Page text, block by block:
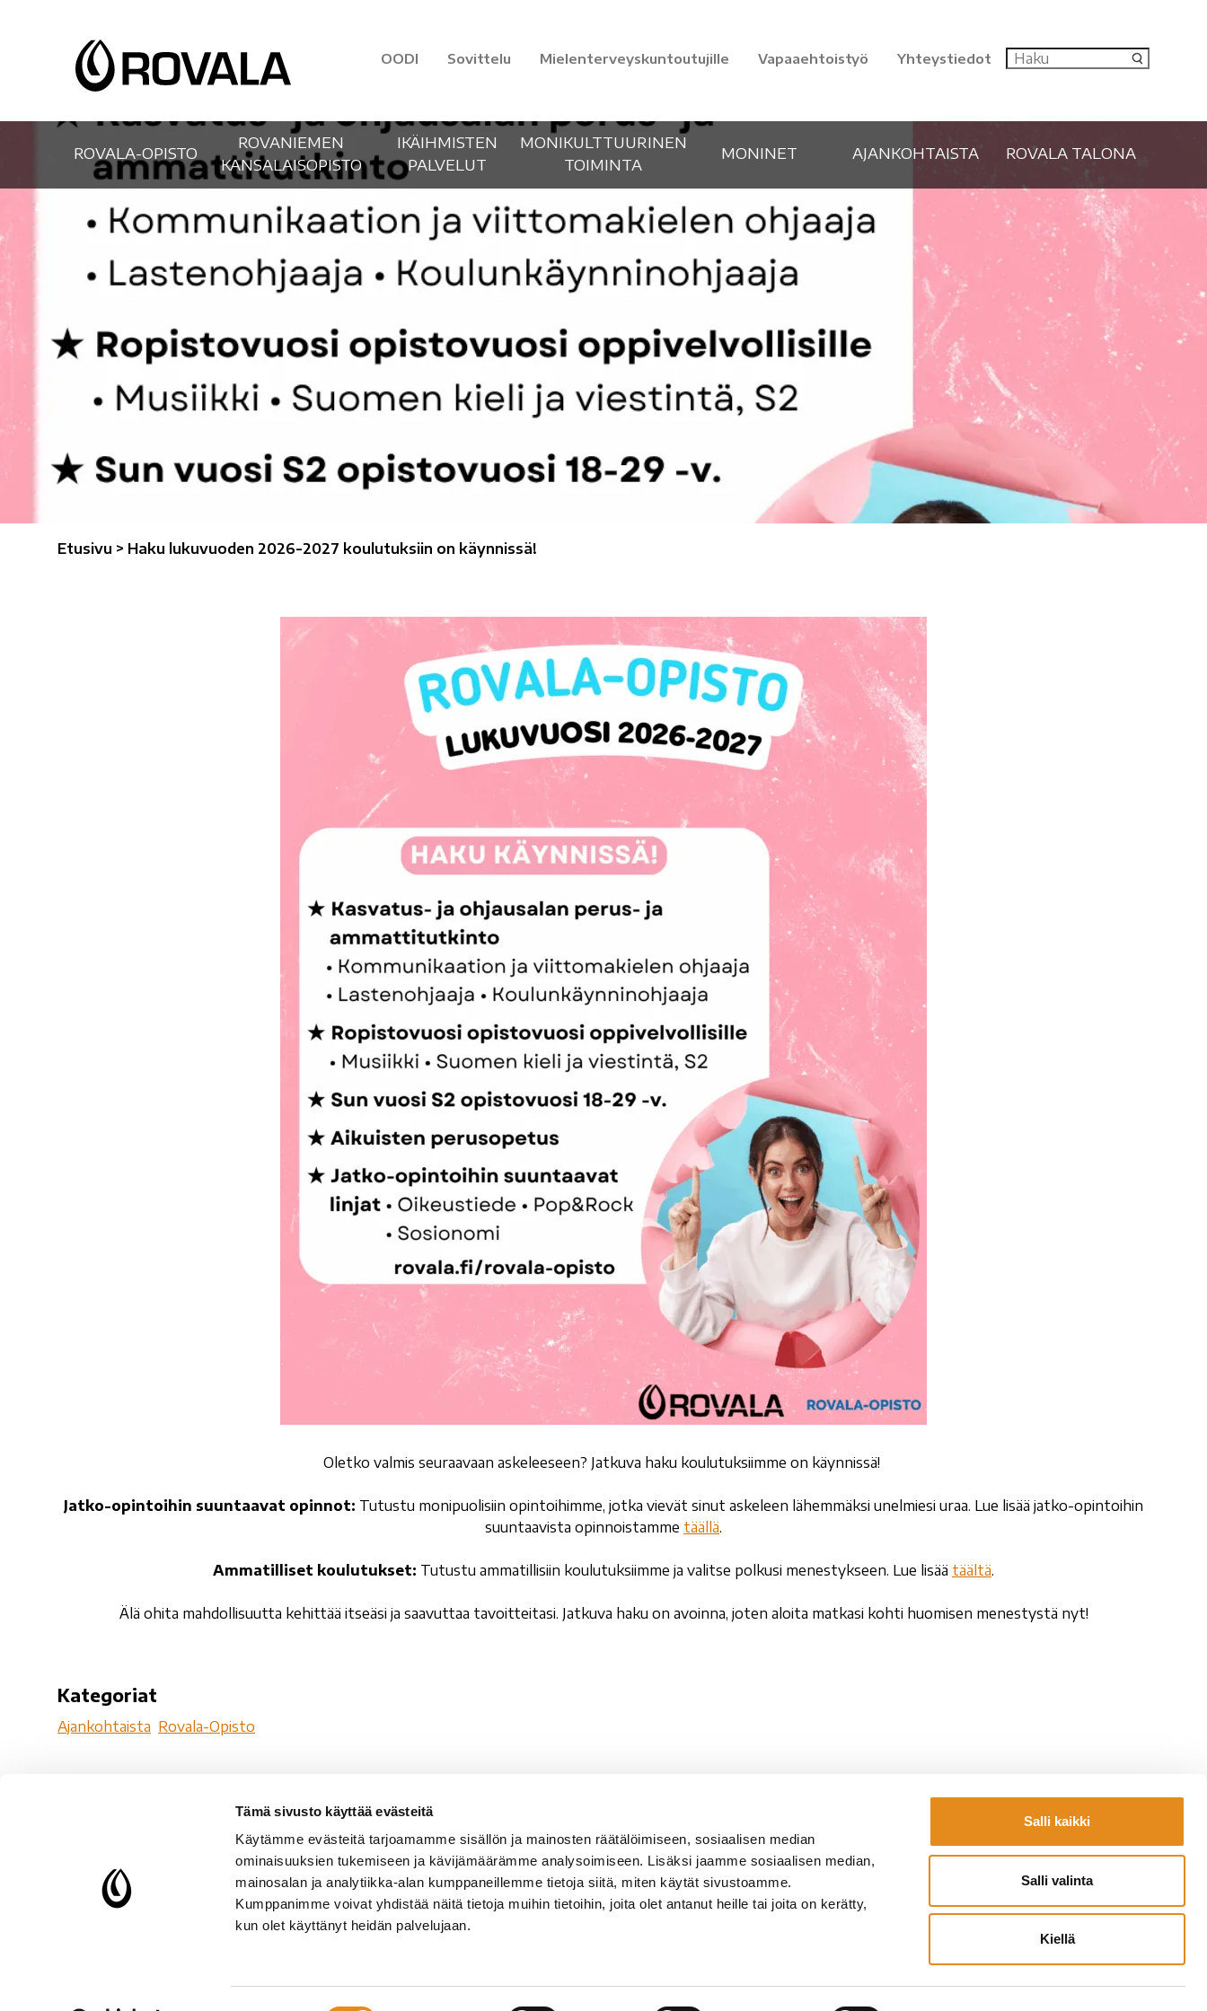
Tämä sivusto käyttää evästeitä
Käytämme evästeitä tarjoamamme sisällön ja mainosten räätälöimiseen, sosiaalisen median
ominaisuuksien tukemiseen ja kävijämäärämme analysoimiseen. Lisäksi jaamme sosiaalisen median,
mainosalan ja analytiikka-alan kumppaneillemme tietoja siitä, miten käytät sivustoamme.
Kumppanimme voivat yhdistää näitä tietoja muihin tietoihin, joita olet antanut heille tai joita on kerätty,
kun olet käyttänyt heidän palvelujaan.
Salli kaikki
Salli valinta
Kiellä
OODI Sovittelu Mielenterveyskuntoutujille Vapaaehtoistyö Yhteystiedot
ROVALA-OPISTO
ROVANIEMEN
KANSALAISOPISTO
IKÄIHMISTEN
PALVELUT
MONIKULTTUURINEN
TOIMINTA
MONINET AJANKOHTAISTA ROVALA TALONA
Etusivu > Haku lukuvuoden 2026-2027 koulutuksiin on käynnissä!
Oletko valmis seuraavaan askeleeseen? Jatkuva haku koulutuksiimme on käynnissä!
Jatko-opintoihin suuntaavat opinnot: Tutustu monipuolisiin opintoihimme, jotka vievät sinut askeleen lähemmäksi unelmiesi uraa. Lue lisää jatko-opintoihin
suuntaavista opinnoistamme täällä.
Ammatilliset koulutukset: Tutustu ammatillisiin koulutuksiimme ja valitse polkusi menestykseen. Lue lisää täältä.
Älä ohita mahdollisuutta kehittää itseäsi ja saavuttaa tavoitteitasi. Jatkuva haku on avoinna, joten aloita matkasi kohti huomisen menestystä nyt!
Kategoriat
Ajankohtaista Rovala-Opisto
Rovalan Setlementti ry
Rovala 5
96100 Rovaniemi
Y-tunnus: 0210668-5
Sähköpostit
etunimi.sukunimi@rovala.fi
rovala-opisto@rovala.fi
kansalaisopisto@rovala.fi
Laskutustiedot